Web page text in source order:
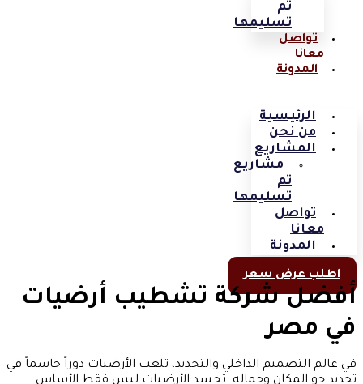
تم
تسليمها
تواصل
معانا
المدونة
الرئيسية
من نحن
المشاريع
مشاريع
تم
تسليمها
تواصل
معانا
المدونة
اطلب عرض سعر
أفضل شركة تشطيب أرضيات
في مصر
في عالم التصميم الداخلي والتجديد، تلعب الأرضيات دوراً حاسماً في
تحديد جو المكان وجماله. تجسد الأرضيات ليس فقط الأساس